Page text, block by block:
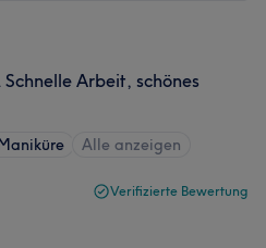
Arbeit, schönes
Alle anzeigen
Verifizierte Bewertung